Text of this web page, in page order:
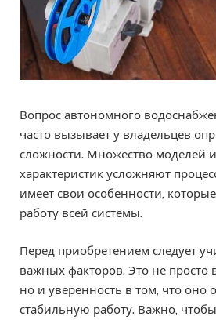
Вопрос автономного
часто вызывает у владельцев
сложности. Множество моделей
характеристик усложняют
имеет свои особенности,
работу всей системы.
Перед приобретением следует
важных факторов. Это не просто
но и уверенность в том, что оно
стабильную работу. Важно,